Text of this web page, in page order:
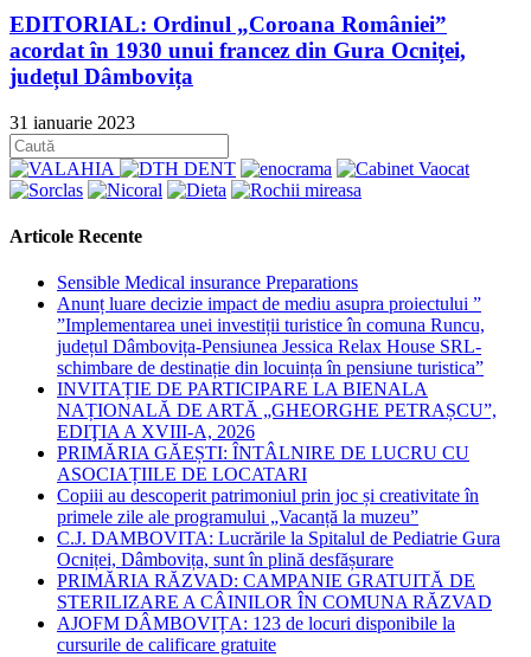
EDITORIAL: Ordinul „Coroana României”
acordat în 1930 unui francez din Gura Ocniței,
județul Dâmbovița
31 ianuarie 2023
Articole Recente
Sensible Medical insurance Preparations
Anunț luare decizie impact de mediu asupra proiectului ”
”Implementarea unei investiții turistice în comuna Runcu,
județul Dâmbovița-Pensiunea Jessica Relax House SRL-
schimbare de destinație din locuința în pensiune turistica”
INVITAȚIE DE PARTICIPARE LA BIENALA
NAȚIONALĂ DE ARTĂ „GHEORGHE PETRAȘCU”,
EDIŢIA A XVIII-A, 2026
PRIMĂRIA GĂEȘTI: ÎNTÂLNIRE DE LUCRU CU
ASOCIAȚIILE DE LOCATARI
Copiii au descoperit patrimoniul prin joc și creativitate în
primele zile ale programului „Vacanță la muzeu”
C.J. DAMBOVITA: Lucrările la Spitalul de Pediatrie Gura
Ocniței, Dâmbovița, sunt în plină desfășurare
PRIMĂRIA RĂZVAD: CAMPANIE GRATUITĂ DE
STERILIZARE A CÂINILOR ÎN COMUNA RĂZVAD
AJOFM DÂMBOVIȚA: 123 de locuri disponibile la
cursurile de calificare gratuite